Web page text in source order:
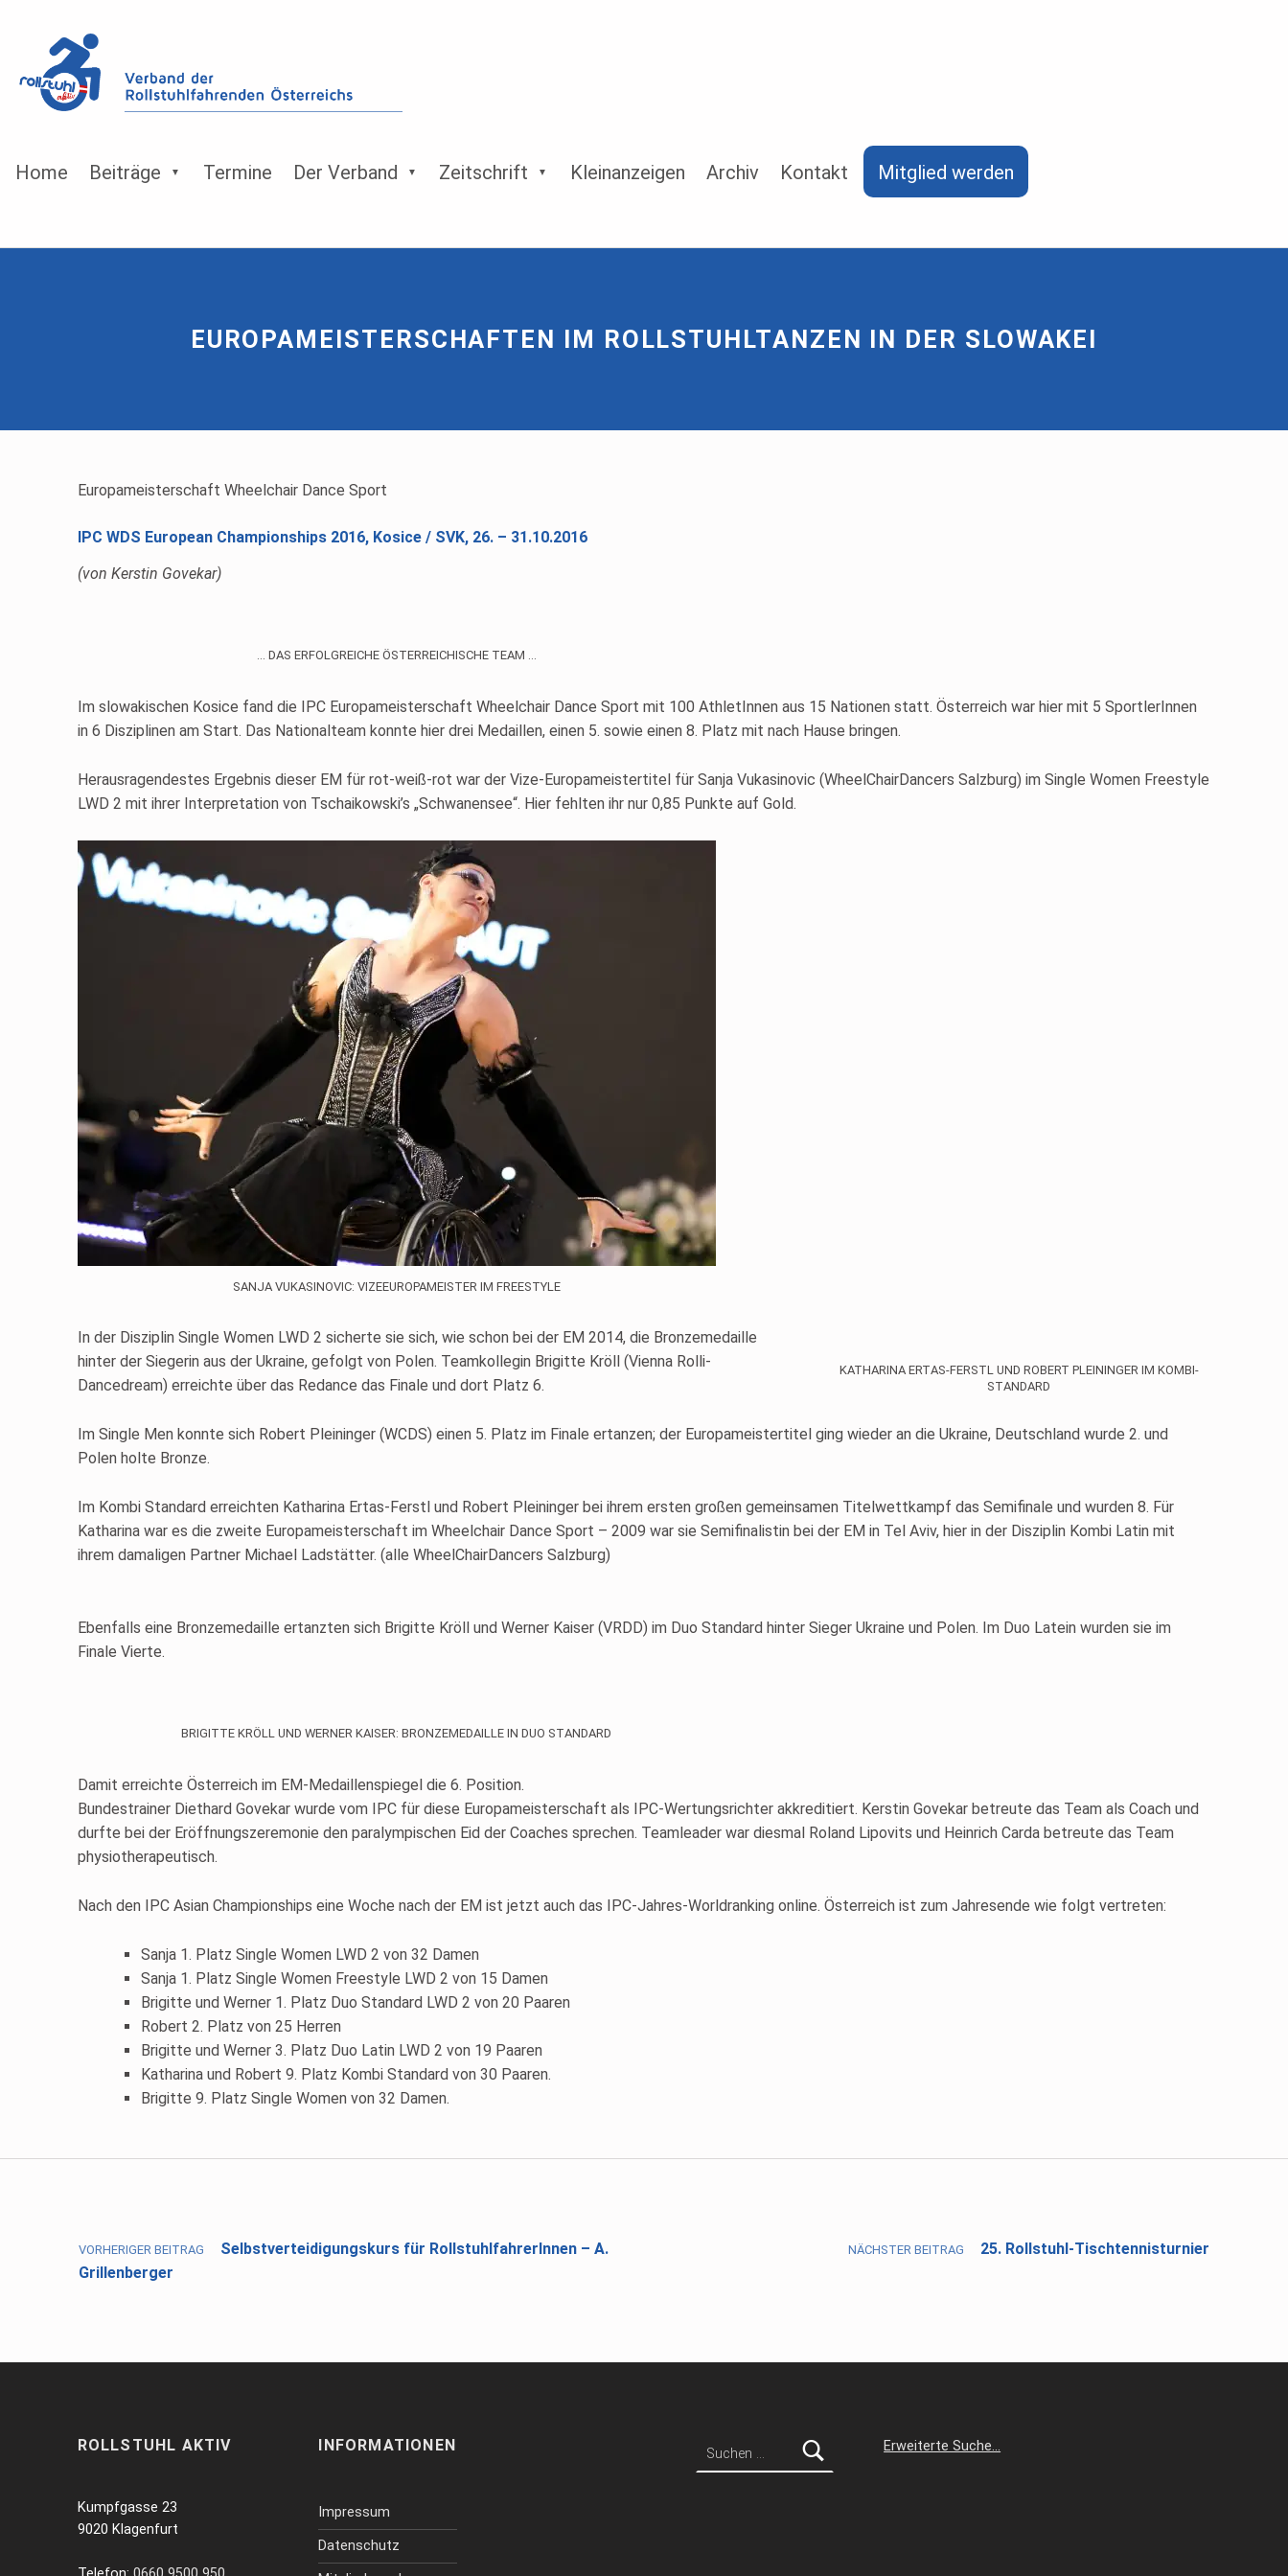
Home Beiträge Termine Der Verband Zeitschrift Kleinanzeigen Archiv Kontakt Mitglied werden
EUROPAMEISTERSCHAFTEN IM ROLLSTUHLTANZEN IN DER SLOWAKEI
Europameisterschaft Wheelchair Dance Sport
IPC WDS European Championships 2016, Kosice / SVK, 26. – 31.10.2016
(von Kerstin Govekar)
… DAS ERFOLGREICHE ÖSTERREICHISCHE TEAM …
Im slowakischen Kosice fand die IPC Europameisterschaft Wheelchair Dance Sport mit 100 AthletInnen aus 15 Nationen statt. Österreich war hier mit 5 SportlerInnen
in 6 Disziplinen am Start. Das Nationalteam konnte hier drei Medaillen, einen 5. sowie einen 8. Platz mit nach Hause bringen.
Herausragendestes Ergebnis dieser EM für rot-weiß-rot war der Vize-Europameistertitel für Sanja Vukasinovic (WheelChairDancers Salzburg) im Single Women Freestyle
LWD 2 mit ihrer Interpretation von Tschaikowski’s „Schwanensee“. Hier fehlten ihr nur 0,85 Punkte auf Gold.
SANJA VUKASINOVIC: VIZEEUROPAMEISTER IM FREESTYLE
KATHARINA ERTAS-FERSTL UND ROBERT PLEININGER IM KOMBI-
STANDARD
In der Disziplin Single Women LWD 2 sicherte sie sich, wie schon bei der EM 2014, die Bronzemedaille
hinter der Siegerin aus der Ukraine, gefolgt von Polen. Teamkollegin Brigitte Kröll (Vienna Rolli-
Dancedream) erreichte über das Redance das Finale und dort Platz 6.
Im Single Men konnte sich Robert Pleininger (WCDS) einen 5. Platz im Finale ertanzen; der Europameistertitel ging wieder an die Ukraine, Deutschland wurde 2. und
Polen holte Bronze.
Im Kombi Standard erreichten Katharina Ertas-Ferstl und Robert Pleininger bei ihrem ersten großen gemeinsamen Titelwettkampf das Semifinale und wurden 8. Für
Katharina war es die zweite Europameisterschaft im Wheelchair Dance Sport – 2009 war sie Semifinalistin bei der EM in Tel Aviv, hier in der Disziplin Kombi Latin mit
ihrem damaligen Partner Michael Ladstätter. (alle WheelChairDancers Salzburg)
Ebenfalls eine Bronzemedaille ertanzten sich Brigitte Kröll und Werner Kaiser (VRDD) im Duo Standard hinter Sieger Ukraine und Polen. Im Duo Latein wurden sie im
Finale Vierte.
BRIGITTE KRÖLL UND WERNER KAISER: BRONZEMEDAILLE IN DUO STANDARD
Damit erreichte Österreich im EM-Medaillenspiegel die 6. Position.
Bundestrainer Diethard Govekar wurde vom IPC für diese Europameisterschaft als IPC-Wertungsrichter akkreditiert. Kerstin Govekar betreute das Team als Coach und
durfte bei der Eröffnungszeremonie den paralympischen Eid der Coaches sprechen. Teamleader war diesmal Roland Lipovits und Heinrich Carda betreute das Team
physiotherapeutisch.
Nach den IPC Asian Championships eine Woche nach der EM ist jetzt auch das IPC-Jahres-Worldranking online. Österreich ist zum Jahresende wie folgt vertreten:
Sanja 1. Platz Single Women LWD 2 von 32 Damen
Sanja 1. Platz Single Women Freestyle LWD 2 von 15 Damen
Brigitte und Werner 1. Platz Duo Standard LWD 2 von 20 Paaren
Robert 2. Platz von 25 Herren
Brigitte und Werner 3. Platz Duo Latin LWD 2 von 19 Paaren
Katharina und Robert 9. Platz Kombi Standard von 30 Paaren.
Brigitte 9. Platz Single Women von 32 Damen.
Beitragsnavigation
VORHERIGER BEITRAG
Selbstverteidigungskurs für RollstuhlfahrerInnen – A.
Grillenberger
NÄCHSTER BEITRAG 25. Rollstuhl-Tischtennisturnier
ROLLSTUHL AKTIV
Kumpfgasse 23
9020 Klagenfurt
INFORMATIONEN
Impressum
Datenschutz
Erweiterte Suche…